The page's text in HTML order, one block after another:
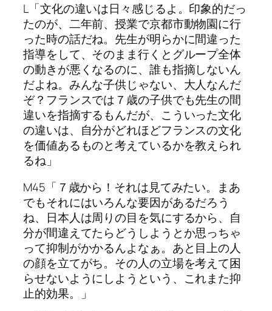
L「文化の違いは日々感じるよ。印象的だっ
たのが、二年前、授業で京都市動物園に行
った時の話だね。先生が明らかに間違った
指導をして、そのまま行くとグループ全体
の動きが悪くなるのに、誰も指摘しないん
だよね。みんな子供じゃない、大人なんだ
ぞ？フランスでは７歳の子供でも先生の間
違いを指摘するもんだが、こういった文化
の違いは、自分がどれほどフランスの文化
を価値あるものと考えているかを教えられ
るね」
M45「７歳から！それは見てみたい。まあ
でもそれにはいろんな要因があるだろう
ね、日本人は周りの目を気にするから、自
分が間違えてたらどうしようとか思っちゃ
って抑制がかかるんよなぁ。あと目上の人
の顔を立てがち。その人の立場を考えて困
らせないようにしようという、これまた抑
止的効果。」